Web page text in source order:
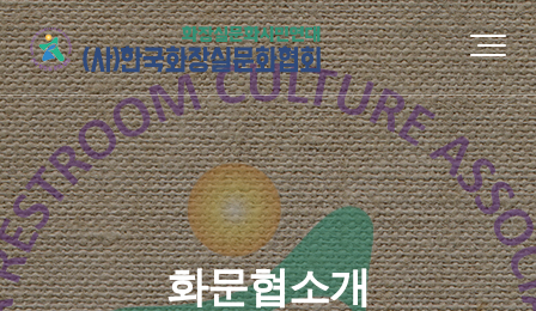
화문협소개